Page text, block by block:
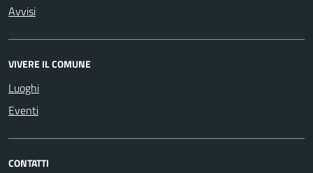
Avvisi
VIVERE IL COMUNE
Luoghi
Eventi
CONTATTI